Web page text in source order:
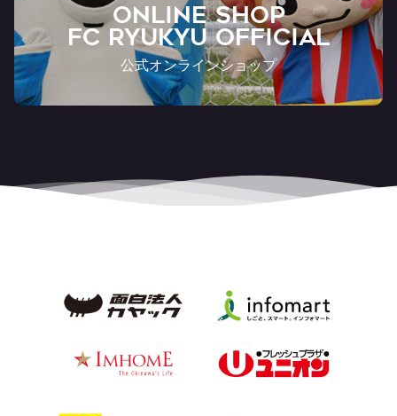
ONLINE SHOP
FC RYUKYU OFFICIAL
公式オンラインショップ